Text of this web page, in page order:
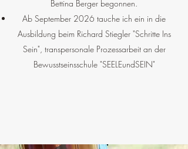
Bettina Berger begonnen.
Ab September 2026 tauche ich ein in die
Ausbildung beim Richard Stiegler "Schritte Ins
Sein", transpersonale Prozessarbeit an der
Bewusstseinsschule "SEELEundSEIN"